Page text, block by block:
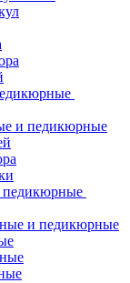
и педикюрные
и педикюрные